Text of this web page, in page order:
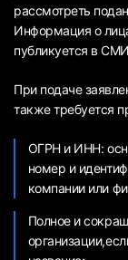
рассмотреть
Информация о
публикуется в
При подаче
также требуется
ОГРН и ИНН:
номер и
компании или
Полное и